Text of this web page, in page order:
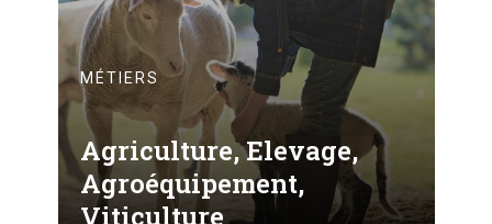
MÉTIERS
Agriculture, Elevage,
Agroéquipement,
Viticulture